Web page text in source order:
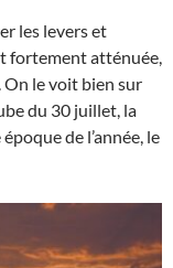
les levers et
fortement atténuée,
le voit bien sur
du 30 juillet, la
de l’année, le